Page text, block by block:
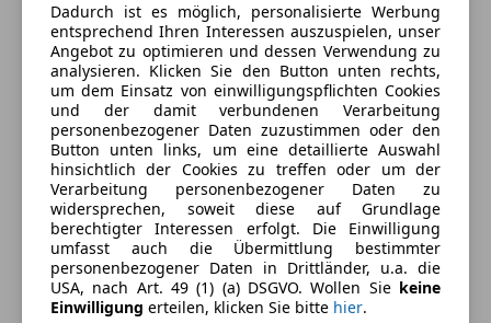
Ausstattung
Komfort
Armlehne
Elektrische Fensterheber
Elektrische Seitenspiegel
Elektrische Sitze
Getönte Scheiben
Klimaanlage
Multifunktionslenkrad
Mehr anzeigen
Farbe und Innenausstattung
Außenfarbe
Silber
Lackierung
Andere
Dadurch ist es möglich, personalisierte Werbung
entsprechend Ihren Interessen auszuspielen, unser
Angebot zu optimieren und dessen Verwendung zu
analysieren. Klicken Sie den Button unten rechts,
um dem Einsatz von einwilligungspflichten Cookies
und der damit verbundenen Verarbeitung
personenbezogener Daten zuzustimmen oder den
Button unten links, um eine detaillierte Auswahl
hinsichtlich der Cookies zu treffen oder um der
Verarbeitung personenbezogener Daten zu
widersprechen, soweit diese auf Grundlage
berechtigter Interessen erfolgt. Die Einwilligung
umfasst auch die Übermittlung bestimmter
personenbezogener Daten in Drittländer, u.a. die
USA, nach Art. 49 (1) (a) DSGVO. Wollen Sie keine
Einwilligung erteilen, klicken Sie bitte hier.